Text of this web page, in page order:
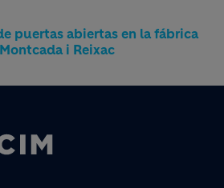
puertas abiertas en la fábrica
i Reixac